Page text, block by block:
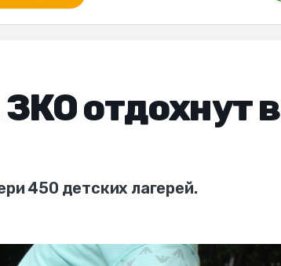
отдохнут в
450 детских лагерей.